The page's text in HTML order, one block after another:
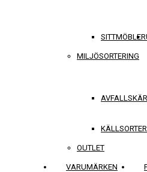
SITTMÖBLER
MILJÖSORTERING
OUTLET
VARUMÄRKEN